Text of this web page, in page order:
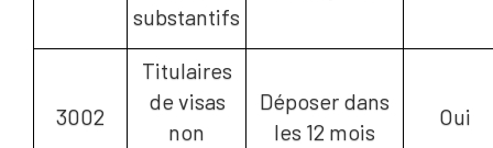
substantifs
3002
Titulaires
de visas
non
Déposer dans
les 12 mois
Oui